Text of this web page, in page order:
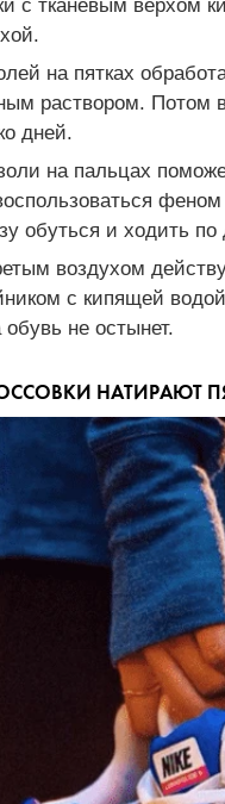
на пятках
раствором. Потом
дней.
на пальцах
феном
обуться и ходить
воздухом
с кипящей
не остынет.
НАТИРАЮТ